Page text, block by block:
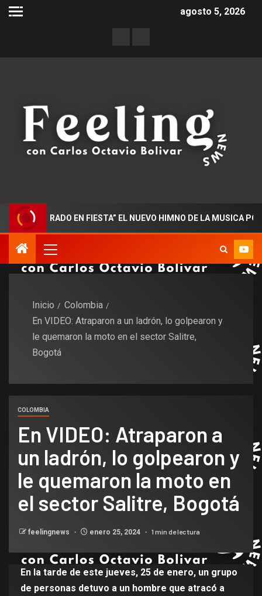
agosto 5, 2026
EN FIESTA” EL NUEVO HIMNO DE LA MUSICA
Inicio
Colombia
En VIDEO: Atraparon a un ladrón, lo golpearon y
le quemaron la moto en el sector Salitre,
Bogotá
COLOMBIA
En VIDEO: Atraparon a
un ladrón, lo golpearon y
le quemaron la moto en
el sector Salitre, Bogotá
feelingnews enero 25, 2024 1 min de lectura
En la tarde de este jueves, 25 de enero, un grupo
de personas detuvo a un hombre que atracó a